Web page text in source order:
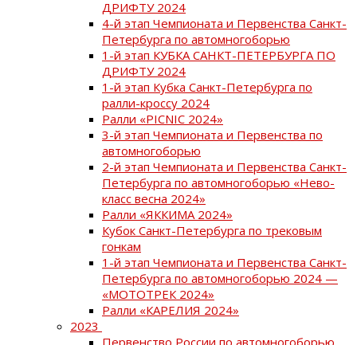
ДРИФТУ 2024
4-й этап Чемпионата и Первенства Санкт-
Петербурга по автомногоборью
1-й этап КУБКА САНКТ-ПЕТЕРБУРГА ПО
ДРИФТУ 2024
1-й этап Кубка Санкт-Петербурга по
ралли-кроссу 2024
Ралли «PICNIC 2024»
3-й этап Чемпионата и Первенства по
автомногоборью
2-й этап Чемпионата и Первенства Санкт-
Петербурга по автомногоборью «Нево-
класс весна 2024»
Ралли «ЯККИМА 2024»
Кубок Санкт-Петербурга по трековым
гонкам
1-й этап Чемпионата и Первенства Санкт-
Петербурга по автомногоборью 2024 —
«МОТОТРЕК 2024»
Ралли «КАРЕЛИЯ 2024»
2023
Первенство России по автомногоборью